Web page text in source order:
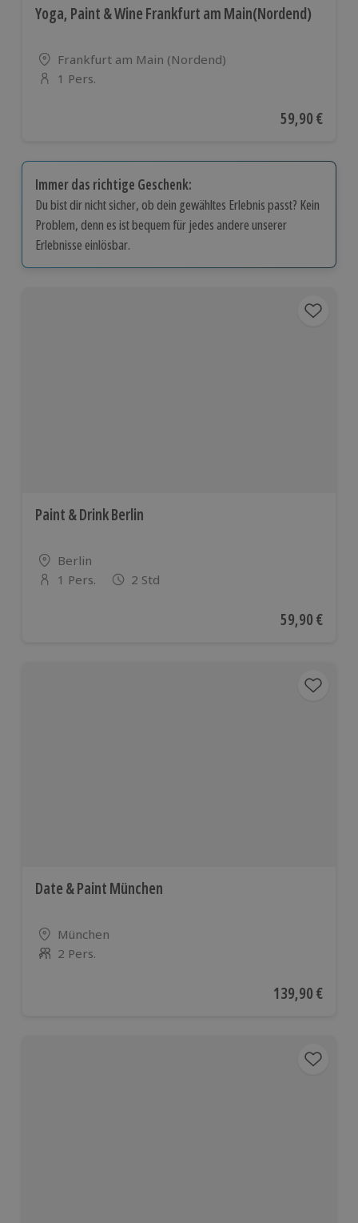
Yoga, Paint & Wine Frankfurt am Main(Nordend)
Standort
Frankfurt am Main (Nordend)
Anzahl der Teilnehmer
1 Pers.
Aktueller
59,90 €
Immer das richtige Geschenk:
Du bist dir nicht sicher, ob dein gewähltes Erlebnis passt? Kein
Problem, denn es ist bequem für jedes andere unserer
Erlebnisse einlösbar.
Paint & Drink Berlin
Standort
Berlin
Anzahl der Teilnehmer
1 Pers. 2 Std
Aktueller
59,90 €
Date & Paint München
Standort
München
Anzahl der Teilnehmer
2 Pers.
Aktueller Preis
139,90 €